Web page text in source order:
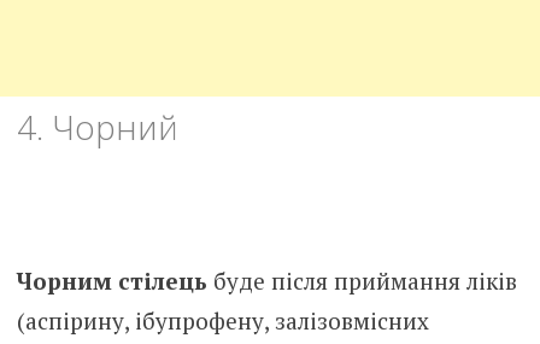
4. Чорний
Чорним стілець буде після приймання ліків
(аспірину, ібупрофену, залізовмісних